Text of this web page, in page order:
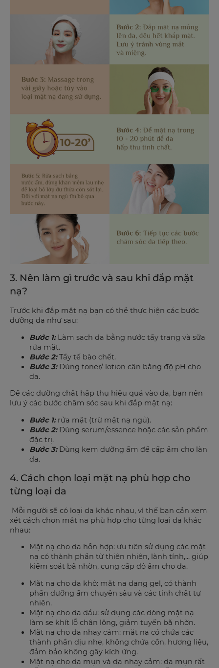
3. Nên làm gì trước và sau khi đắp mặt
nạ?
Trước khi đắp mặt nạ bạn có thể thực hiện các bước
dưỡng da như sau:
Bước 1:Làm sạch da bằng nước tẩy trang và sữa
rửa mặt.
Bước 2:Tẩy tế bào chết.
Bước 3: Dùng toner/ lotion cân bằng độ pH cho
da.
Để các dưỡng chất hấp thụ hiệu quả vào da, bạn nên
lưu ý các bước chăm sóc sau khi đắp mặt nạ:
Bước 1:rửa mặt (trừ mặt nạ ngủ).
Bước 2: Dùng serum/essence hoặc các sản phẩm
đặc trị.
Bước 3:Dùng kem dưỡng ẩm để cấp ẩm cho làn
da.
4. Cách chọn loại mặt nạ phù hợp cho
từng loại da
Mỗi người sẽ có loại da khác nhau, vì thế bạn cần xem
xét cách chọn mặt nạ phù hợp cho từng loại da khác
nhau:
Mặt nạ cho da hỗn hợp: ưu tiên sử dụng các mặt
nạ có thành phần từ thiên nhiên, lành tính,... giúp
kiểm soát bã nhờn, cung cấp độ ẩm cho da.
Mặt nạ cho da khô: mặt nạ dạng gel, có thành
phần dưỡng ẩm chuyên sâu và các tinh chất tự
nhiên.
Mặt nạ cho da dầu: sử dụng các dòng mặt nạ
làm se khít lỗ chân lông, giảm tuyến bã nhờn.
Mặt nạ cho da nhạy cảm: mặt nạ có chứa các
thành phần dịu nhẹ, không chứa cồn, hương liệu,
đảm bảo không gây kích ứng.
Mặt nạ cho da mụn và da nhạy cảm: da mụn rất